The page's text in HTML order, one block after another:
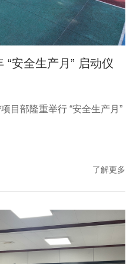
安全生产月” 启动仪
目部隆重举行 “安全生产月”
了解更多